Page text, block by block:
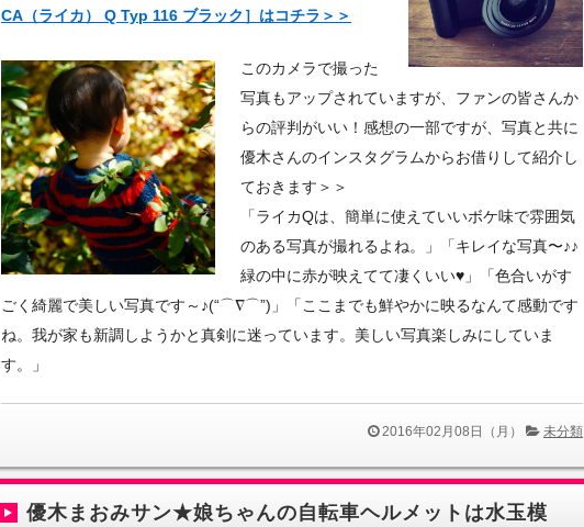
CA（ライカ） Q Typ 116 ブラック］はコチラ＞＞
このカメラで撮った
写真もアップされていますが、ファンの皆さんか
らの評判がいい！感想の一部ですが、写真と共に
優木さんのインスタグラムからお借りして紹介し
ておきます＞＞
「ライカQは、簡単に使えていいボケ味で雰囲気
のある写真が撮れるよね。」「キレイな写真〜♪♪
緑の中に赤が映えてて凄くいい♥」「色合いがす
ごく綺麗で美しい写真です～♪(“⌒∇⌒”)」「ここまでも鮮やかに映るなんて感動です
ね。我が家も新調しようかと真剣に迷っています。美しい写真楽しみにしていま
す。」
2016年02月08日（月） 未分類
優木まおみサン★娘ちゃんの自転車ヘルメットは水玉模